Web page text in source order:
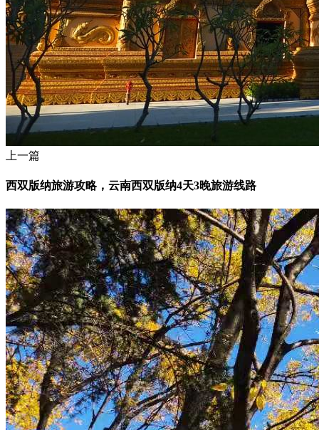
上一篇
西双版纳旅游攻略，云南西双版纳4天3晚旅游线路